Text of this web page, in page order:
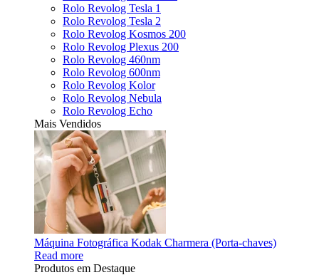
Rolo Revolog Tesla 1
Rolo Revolog Tesla 2
Rolo Revolog Kosmos 200
Rolo Revolog Plexus 200
Rolo Revolog 460nm
Rolo Revolog 600nm
Rolo Revolog Kolor
Rolo Revolog Nebula
Rolo Revolog Echo
Mais Vendidos
Máquina Fotográfica Kodak Charmera (Porta-chaves)
Read more
Produtos em Destaque